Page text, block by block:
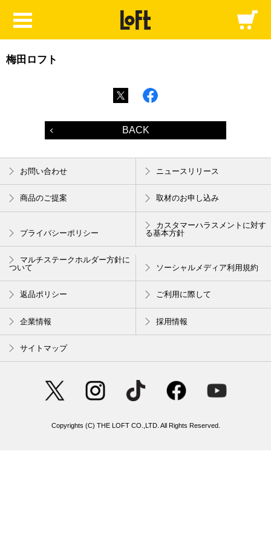
梅田ロフト
BACK
お問い合わせ ニュースリリース
商品のご提案 取材のお申し込み
プライバシーポリシー
カスタマーハラスメントに対す
る基本方針
マルチステークホルダー方針に
ついて
ソーシャルメディア利用規約
返品ポリシー ご利用に際して
企業情報 採用情報
サイトマップ
Copyrights (C) THE LOFT CO.,LTD. All Rights Reserved.